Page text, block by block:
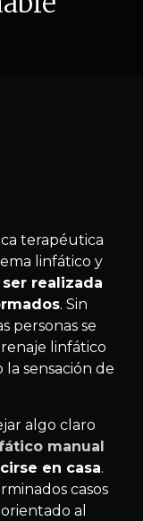
terapéutica
linfático y
realizada
. Sin
personas se
linfático
la sensación de
algo claro
manual
en casa.
casos
orientado al